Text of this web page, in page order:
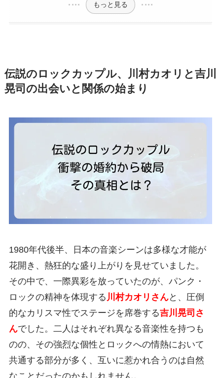
もっと見る
伝説のロックカップル、川村カオリと吉川
晃司の出会いと関係の始まり
1980年代後半、日本の音楽シーンは多様な才能が
花開き、熱狂的な盛り上がりを見せていました。
その中で、一際異彩を放っていたのが、パンク・
ロックの精神を体現する 川村カオリさんと、圧倒
的なカリスマ性でステージを席巻する吉川晃司さ
んでした。二人はそれぞれ異なる音楽性を持つも
のの、その強烈な個性とロックへの情熱において
共通する部分が多く、互いに惹かれ合うのは自然
なことだったのかもしれません。